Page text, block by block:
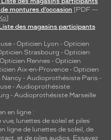
montures d’occasion [PDF —
]
des magasins participants
- Opticien Lyon - Opticien
Strasbourg - Opticien
Opticien Rennes - Opticien
Aix-en-Provence - Opticien
Nancy - Audioprothésiste Paris -
- Audioprothésiste
- Audioprothésiste Marseille
en ligne :
vue, lunettes de soleil et piles
ligne de lunettes de soleil, de
, et de piles audios. Essayez